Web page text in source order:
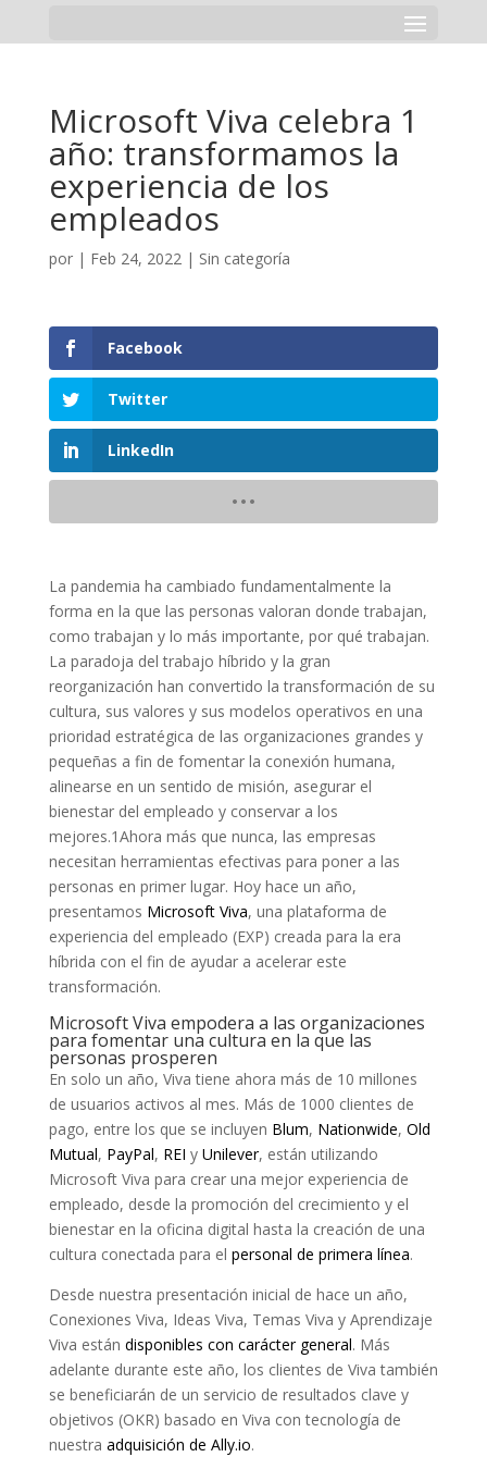
Microsoft Viva celebra 1
año: transformamos la
experiencia de los
empleados
por | Feb 24, 2022| Sin categoría
Facebook
Twitter
LinkedIn
La pandemia ha cambiado fundamentalmente la
forma en la que las personas valoran donde trabajan,
como trabajan y lo más importante, por qué trabajan.
La paradoja del trabajo híbrido y la gran
reorganización han convertido la transformación de su
cultura, sus valores y sus modelos operativos en una
prioridad estratégica de las organizaciones grandes y
pequeñas a fin de fomentar la conexión humana,
alinearse en un sentido de misión, asegurar el
bienestar del empleado y conservar a los
mejores.1Ahora más que nunca, las empresas
necesitan herramientas efectivas para poner a las
personas en primer lugar. Hoy hace un año,
presentamos Microsoft Viva, una plataforma de
experiencia del empleado (EXP) creada para la era
híbrida con el fin de ayudar a acelerar este
transformación.
Microsoft Viva empodera a las organizaciones
para fomentar una cultura en la que las
personas prosperen
En solo un año, Viva tiene ahora más de 10 millones
de usuarios activos al mes. Más de 1000 clientes de
pago, entre los que se incluyen Blum, Nationwide, Old
Mutual, PayPal, REI y Unilever, están utilizando
Microsoft Viva para crear una mejor experiencia de
empleado, desde la promoción del crecimiento y el
bienestar en la oficina digital hasta la creación de una
cultura conectada para el personal de primera línea.
Desde nuestra presentación inicial de hace un año,
Conexiones Viva, Ideas Viva, Temas Viva y Aprendizaje
Viva están disponibles con carácter general. Más
adelante durante este año, los clientes de Viva también
se beneficiarán de un servicio de resultados clave y
objetivos (OKR) basado en Viva con tecnología de
nuestra adquisición de Ally.io.